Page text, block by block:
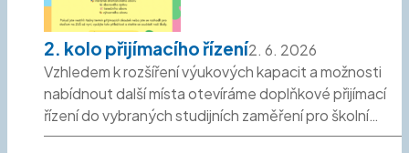
2. kolo přijímacího řízení2. 6. 2026
Vzhledem k rozšíření výukových kapacit a možnosti
nabídnout další místa otevíráme doplňkové přijímací
řízení do vybraných studijních zaměření pro školní…